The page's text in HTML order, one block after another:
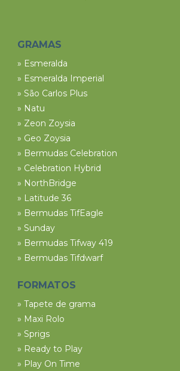
GRAMAS
» Esmeralda
» Esmeralda Imperial
» São Carlos Plus
» Natu
» Zeon Zoysia
» Geo Zoysia
» Bermudas Celebration
» Celebration Hybrid
» NorthBridge
» Latitude 36
» Bermudas TifEagle
» Sunday
» Bermudas Tifway 419
» Bermudas Tifdwarf
FORMATOS
» Tapete de grama
» Maxi Rolo
» Sprigs
» Ready to Play
» Play On Time